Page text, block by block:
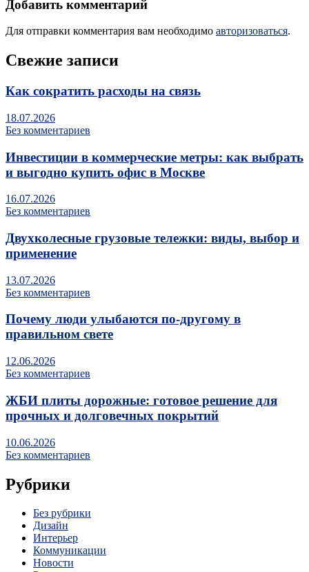
Добавить комментарий
Для отправки комментария вам необходимо авторизоваться.
Свежие записи
Как сократить расходы на связь
18.07.2026
Без комментариев
Инвестиции в коммерческие метры: как выбрать
и выгодно купить офис в Москве
16.07.2026
Без комментариев
Двухколесные грузовые тележки: виды, выбор и
применение
13.07.2026
Без комментариев
Почему люди улыбаются по‑другому в
правильном свете
12.06.2026
Без комментариев
ЖБИ плиты дорожные: готовое решение для
прочных и долговечных покрытий
10.06.2026
Без комментариев
Рубрики
Без рубрики
Дизайн
Интерьер
Коммуникации
Новости